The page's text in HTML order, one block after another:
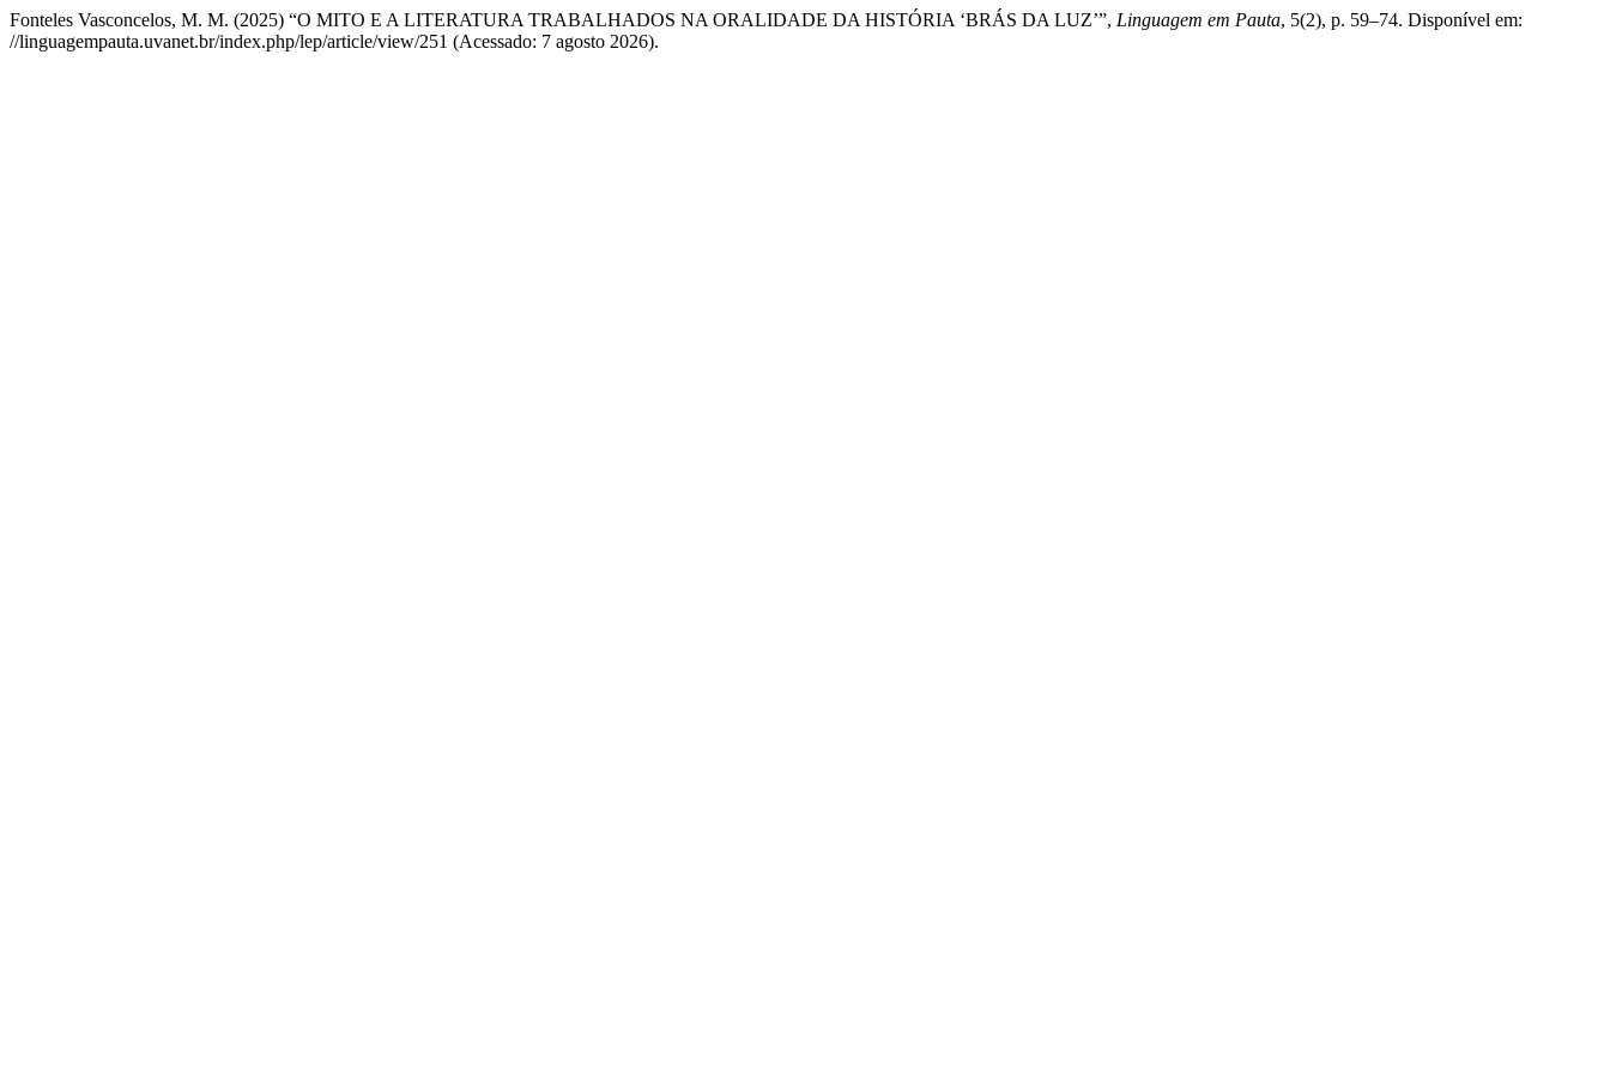
Fonteles Vasconcelos, M. M. (2025) “O MITO E A LITERATURA TRABALHADOS NA ORALIDADE DA HISTÓRIA ‘BRÁS DA LUZ’”, Linguagem em Pauta, 5(2), p. 59–74. Disponível em:
//linguagempauta.uvanet.br/index.php/lep/article/view/251 (Acessado: 7 agosto 2026).